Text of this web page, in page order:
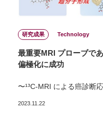
研究成果 Technology
最重要MRI プローブで
偏極化に成功
〜¹³C-MRI による癌診断
2023.11.22